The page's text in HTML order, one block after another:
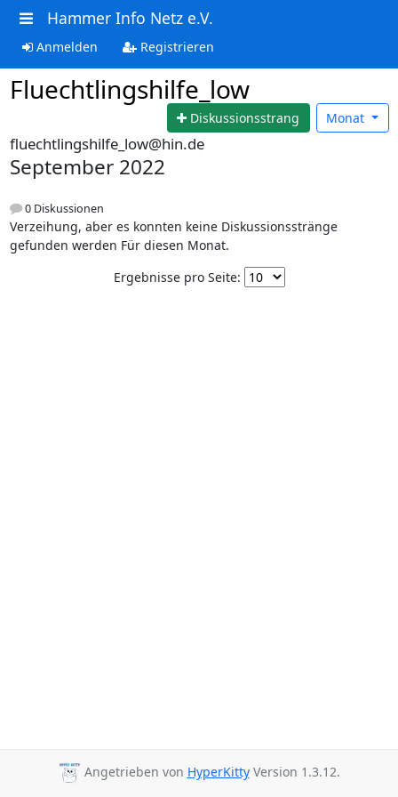
Hammer Info Netz e.V.
Anmelden Registrieren
Fluechtlingshilfe_low
Diskussionsstrang Monat
fluechtlingshilfe_low@hin.de
September 2022
0 Diskussionen
Verzeihung, aber es konnten keine Diskussionsstränge
gefunden werden Für diesen Monat.
Ergebnisse pro Seite:
Angetrieben von HyperKittyVersion 1.3.12.